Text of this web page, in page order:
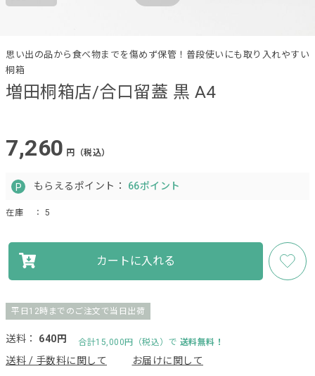
増田桐箱店/合口留蓋 黒 A4
思い出の品から食べ物までを傷めず保管！普段使いにも取り入れやすい
桐箱
7,260 円（税込）
もらえるポイント： 66ポイント
在庫 ： 5
カートに入れる
平日12時までのご注文で当日出荷
送料： 640円 合計15,000円（税込）で 送料無料！
送料 / 手数料に関して お届けに関して